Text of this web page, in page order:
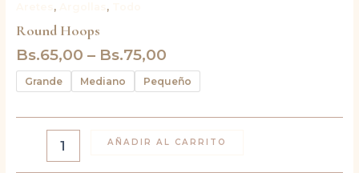
, ,
Round Hoops
Bs.65,00 – Bs.75,00
Grande Mediano Pequeño
AÑADIR AL CARRITO